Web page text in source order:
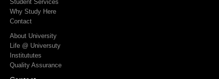
Student Services
Why Study Here
Contact
About University
Life @ Universuty
Institututes
Quality Assurance